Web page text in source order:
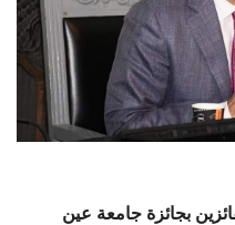
بجائزة جامعة عين